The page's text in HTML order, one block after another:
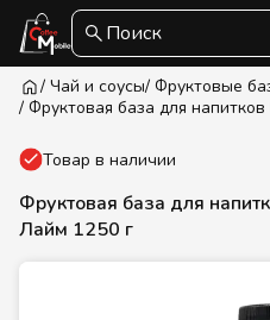
Поиск
/ Чай и соусы/ Фруктовые
/ Фруктовая база для
Товар в наличии
Фруктовая база для
Лайм 1250 г